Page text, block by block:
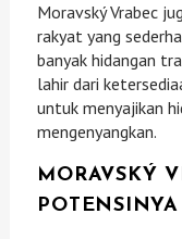
Moravský Vrabec
rakyat yang
banyak hidangan
lahir dari
untuk menyajikan
mengenyangkan.
MORAVSKÝ